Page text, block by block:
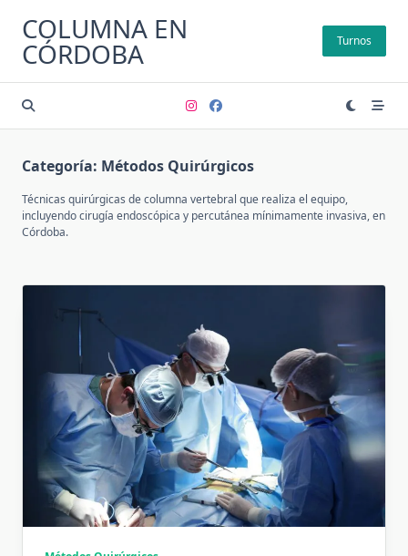
contenido
COLUMNA EN
CÓRDOBA Turnos
Categoría: Métodos Quirúrgicos
Técnicas quirúrgicas de columna vertebral que realiza el equipo,
incluyendo cirugía endoscópica y percutánea mínimamente invasiva, en
Córdoba.